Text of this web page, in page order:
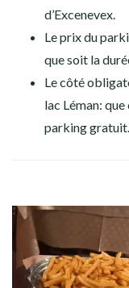
d’Excenevex.
Le prix du
que soit la
Le côté
lac Léman:
parking